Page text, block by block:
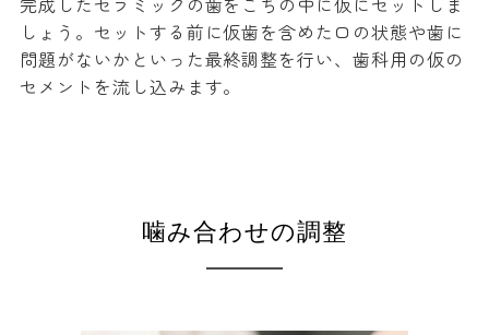
しょう。セットする前に仮歯を含めた口の状態や歯に
問題がないかといった最終調整を行い、歯科用の仮の
セメントを流し込みます。
噛み合わせの調整